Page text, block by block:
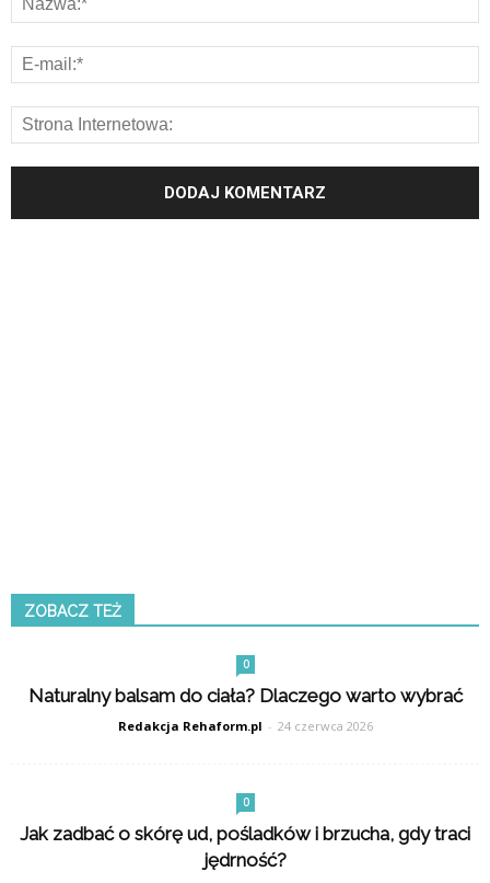
ZOBACZ TEŻ
0
Naturalny balsam do ciała? Dlaczego warto wybrać
Redakcja Rehaform.pl - 24 czerwca 2026
0
Jak zadbać o skórę ud, pośladków i brzucha, gdy traci
jędrność?